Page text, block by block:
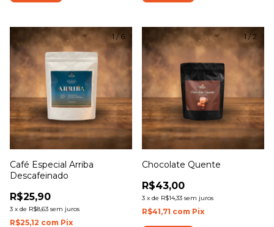
1/6
Café Especial Arriba
Descafeinado
R$25,90
3 x de R$8,63 sem juros
R$25,12 com Pix
1/2
Chocolate Quente
R$43,00
3 x de R$14,33 sem juros
R$41,71 com Pix